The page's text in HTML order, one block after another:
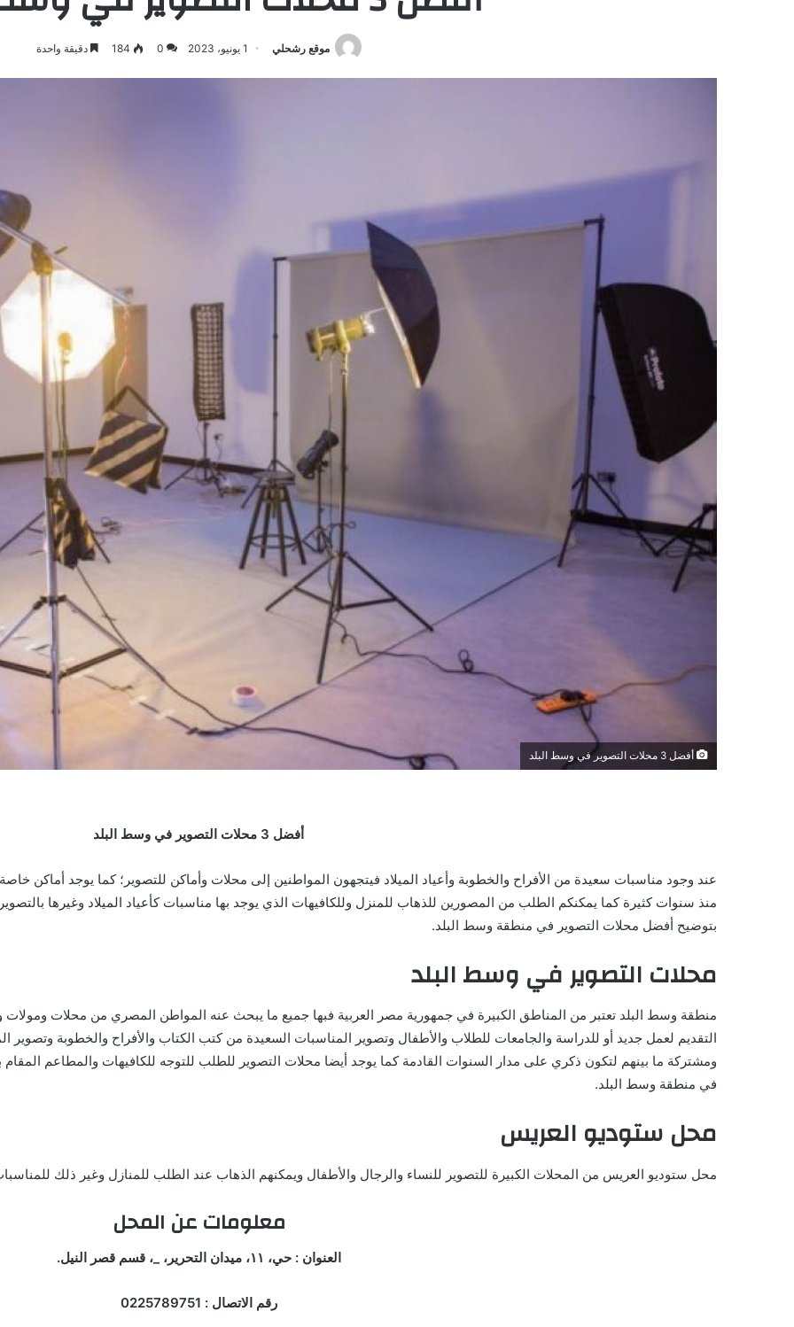
موقع رشحلي 1 يونيو، 2023 0
184 دقيقة واحدة
أفضل 3 محلات التصوير في وسط البلد
أفضل 3 محلات التصوير في وسط البلد
عند وجود مناسبات سعيدة من الأفراح والخطوبة وأعياد الميلاد فيتجهون المواطنين إلى محلات وأماكن للتصوير؛ كما يوجد أماكن
منذ سنوات كثيرة كما يمكنكم الطلب من المصورين للذهاب للمنزل وللكافيهات الذي يوجد بها مناسبات كأعياد الميلاد وغيرها
بتوضيح أفضل محلات التصوير في منطقة وسط البلد.
محلات التصوير في وسط البلد
منطقة وسط البلد تعتبر من المناطق الكبيرة في جمهورية مصر العربية فبها جميع ما يبحث عنه المواطن المصري من محلات ومولات
التقديم لعمل جديد أو للدراسة والجامعات للطلاب والأطفال وتصوير المناسبات السعيدة من كتب الكتاب والأفراح والخطوبة وتصوير
في منطقة وسط البلد.
محل ستوديو العريس
محل ستوديو العريس من المحلات الكبيرة للتصوير للنساء والرجال والأطفال ويمكنهم الذهاب عند الطلب للمنازل وغير ذلك
معلومات عن المحل
العنوان : حي، ١١، ميدان التحرير، _، قسم قصر النيل.
رقم الاتصال : 0225789751